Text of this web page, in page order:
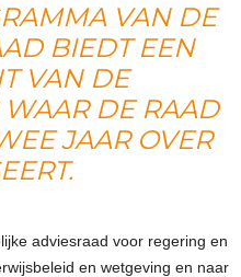
VAN DE
BIEDT EEN
VAN DE
DE RAAD
JAAR OVER
adviesraad voor regering en
en wetgeving en naar